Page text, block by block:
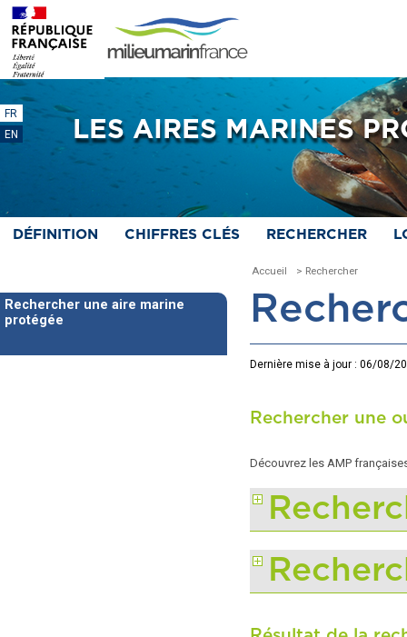
LES AIRES MARINES
FR
EN
DÉFINITION CHIFFRES CLÉS RECHERCHER
Accueil > Rechercher
Rechercher une aire marine
protégée
Dernière mise à jour : 06/08/
Rechercher une
Découvrez les AMP